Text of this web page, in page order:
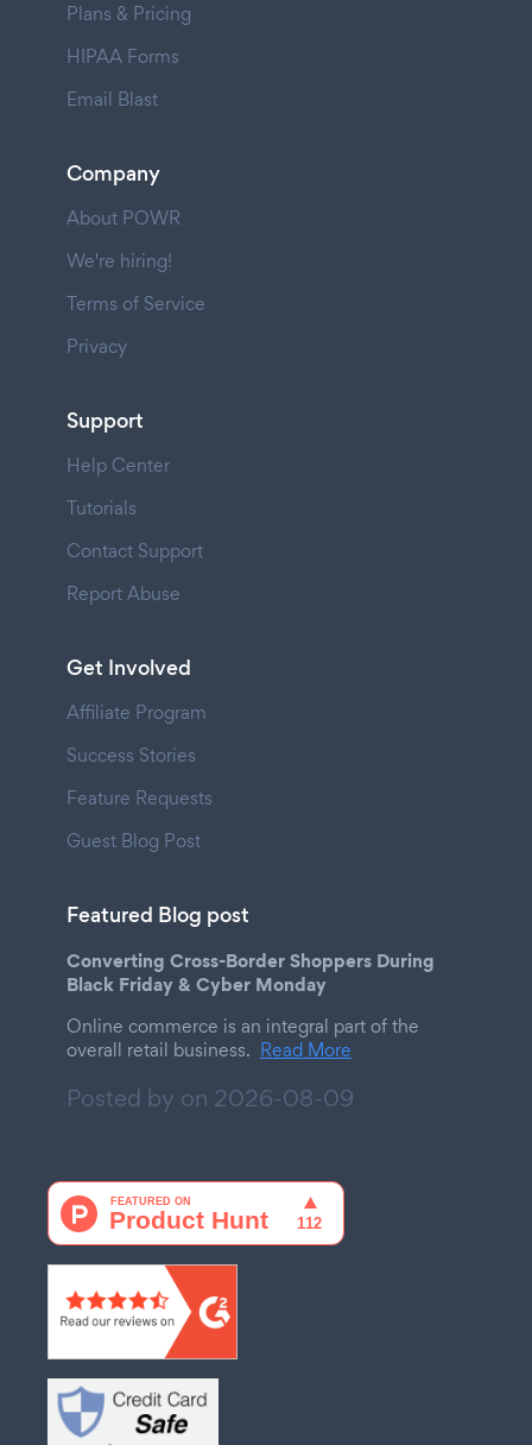
Plans & Pricing
HIPAA Forms
Email Blast
Company
About POWR
We're hiring!
Terms of Service
Privacy
Support
Help Center
Tutorials
Contact Support
Report Abuse
Get Involved
Affiliate Program
Success Stories
Feature Requests
Guest Blog Post
Featured Blog post
Converting Cross-Border Shoppers During
Black Friday & Cyber Monday
Online commerce is an integral part of the
overall retail business. Read More
Posted by on 2026-08-09